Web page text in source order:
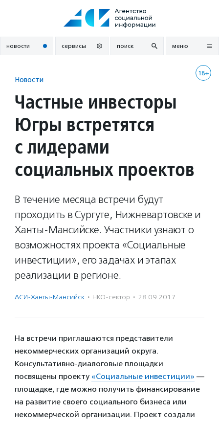
новости сервисы поиск меню
18+
Новости
Частные инвесторы
Югры встретятся
с лидерами
социальных проектов
В течение месяца встречи будут
проходить в Сургуте, Нижневартовске и
Ханты-Мансийске. Участники узнают о
возможностях проекта «Социальные
инвестиции», его задачах и этапах
реализации в регионе.
АСИ-Ханты-Мансийск · НКО-сектор · 28.09.2017
На встречи приглашаются представители
некоммерческих организаций округа.
Консультативно-диалоговые площадки
посвящены проекту «Социальные инвестиции» —
площадке, где можно получить финансирование
на развитие своего социального бизнеса или
некоммерческой организации. Проект создали